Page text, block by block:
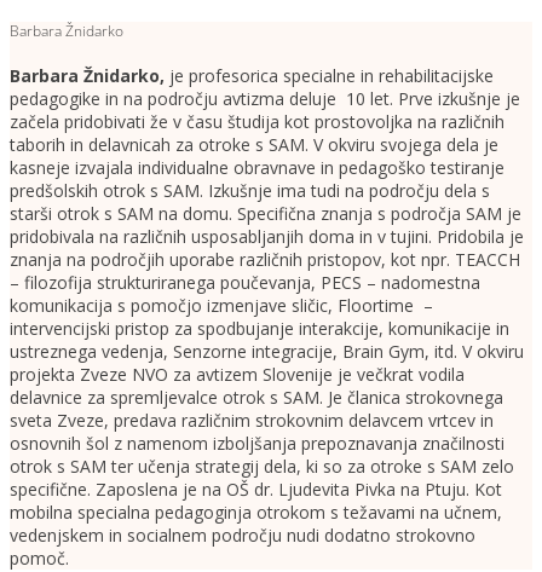
Barbara Žnidarko
Barbara Žnidarko, je profesorica specialne in rehabilitacijske
pedagogike in na področju avtizma deluje 10 let. Prve izkušnje je
začela pridobivati že v času študija kot prostovoljka na različnih
taborih in delavnicah za otroke s SAM. V okviru svojega dela je
kasneje izvajala individualne obravnave in pedagoško testiranje
predšolskih otrok s SAM. Izkušnje ima tudi na področju dela s
starši otrok s SAM na domu. Specifična znanja s področja SAM je
pridobivala na različnih usposabljanjih doma in v tujini. Pridobila je
znanja na področjih uporabe različnih pristopov, kot npr. TEACCH
– filozofija strukturiranega poučevanja, PECS – nadomestna
komunikacija s pomočjo izmenjave sličic, Floortime –
intervencijski pristop za spodbujanje interakcije, komunikacije in
ustreznega vedenja, Senzorne integracije, Brain Gym, itd. V okviru
projekta Zveze NVO za avtizem Slovenije je večkrat vodila
delavnice za spremljevalce otrok s SAM. Je članica strokovnega
sveta Zveze, predava različnim strokovnim delavcem vrtcev in
osnovnih šol z namenom izboljšanja prepoznavanja značilnosti
otrok s SAM ter učenja strategij dela, ki so za otroke s SAM zelo
specifične. Zaposlena je na OŠ dr. Ljudevita Pivka na Ptuju. Kot
mobilna specialna pedagoginja otrokom s težavami na učnem,
vedenjskem in socialnem področju nudi dodatno strokovno
pomoč.